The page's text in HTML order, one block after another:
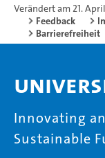
Verändert am 21.
Feedback
Barrierefreiheit
Innovating
Sustainable